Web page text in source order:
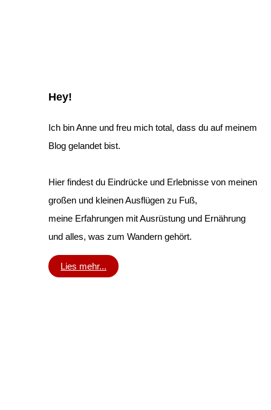
Hey!
Ich bin Anne und freu mich total, dass du auf meinem
Blog gelandet bist.
Hier findest du Eindrücke und Erlebnisse von meinen
großen und kleinen Ausflügen zu Fuß,
meine Erfahrungen mit Ausrüstung und Ernährung
und alles, was zum Wandern gehört.
Lies mehr...